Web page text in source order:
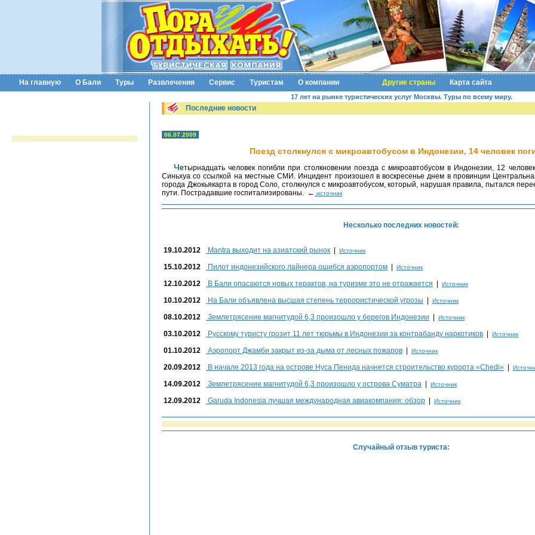
На главную О Бали Туры Развлечения Сервис Туристам О компании Другие страны Карта сайта
17 лет на рынке туристических услуг Москвы. Туры по всему миру.
Последние новости
06.07.2009
Поезд столкнулся с микроавтобусом в Индонезии, 14 человек
Четырнадцать человек погибли при столкновении поезда с микроавтобусом в Индонезии, 12 человек ранены, сообщило агентство
Синьхуа со ссылкой на местные СМИ. Инцидент произошел в воскресенье днем в провинции
города Джокьякарта в город Соло, столкнулся с микроавтобусом, который, нарушая правила, пытался
пути. Пострадавшие госпитализированы. ← источник
Несколько последних новостей:
19.10.2012 Mantra выходит на азиатский рынок Источник
15.10.2012 Пилот индонезийского лайнера ошибся аэропортом Источник
12.10.2012 В Бали опасаются новых терактов, на туризме это не отражается Источник
10.10.2012 На Бали объявлена высшая степень террористической угрозы Источник
08.10.2012 Землетрясение магнитудой 6,3 произошло у берегов Индонезии Источник
03.10.2012 Русскому туристу грозит 11 лет тюрьмы в Индонезии за контрабанду наркотиков Источник
01.10.2012 Аэропорт Джамби закрыт из-за дыма от лесных пожаров Источник
20.09.2012 В начале 2013 года на острове Нуса Пенида начнется строительство курорта «Chedi»
14.09.2012 Землетрясение магнитудой 6,3 произошло у острова Суматра Источник
12.09.2012 Garuda Indonesia лучшая международная авиакомпания: обзор Источник
Случайный отзыв туриста: